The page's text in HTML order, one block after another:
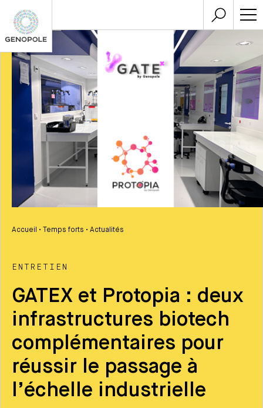
Accueil • Temps forts • Actualités
ENTRETIEN
GATEX et Protopia : deux
infrastructures biotech
complémentaires pour
réussir le passage à
l’échelle industrielle